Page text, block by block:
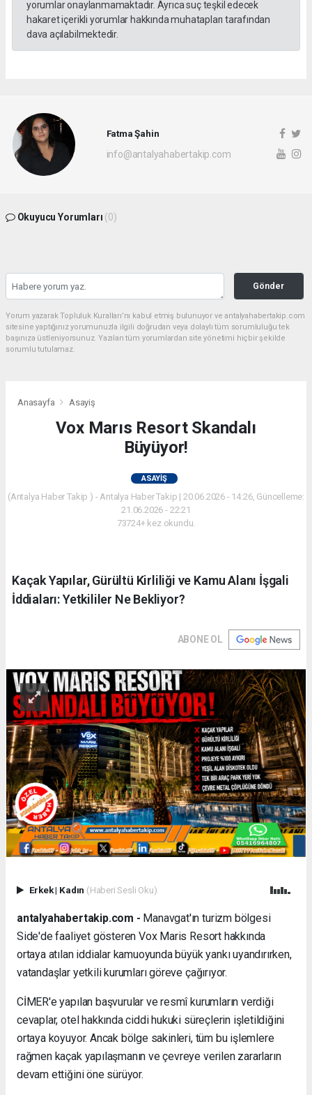
yorumlar onaylanmamaktadır. Ayrıca suç teşkil edecek
hakaret içerikli yorumlar hakkında muhatapları tarafından
dava açılabilmektedir.
Fatma Şahin
info@antalyahabertakip.com
Okuyucu Yorumları (0)
Gönder
Yorum yazarak Topluluk Kuralları’nı kabul etmiş bulunuyor ve antalyahabertakip.com
sitesine yaptığınız yorumunuzla ilgili doğrudan veya dolaylı tüm sorumluluğu tek
başınıza üstleniyorsunuz. Yazılan tüm yorumlardan site yönetimi hiçbir şekilde
sorumlu tutulamaz.
Anasayfa Asayiş
Vox Marıs Resort Skandalı
Büyüyor!
ASAYIŞ
(Antalya Haber Takip ) - Antalya Haber Takip | 20.06.2026 - 14:26, Güncelleme:
21.06.2026 - 22:21
73724+ kez okundu.
Kaçak Yapılar, Gürültü Kirliliği ve Kamu Alanı İşgali
İddiaları: Yetkililer Ne Bekliyor?
ABONE OL
Erkek| Kadın (Haberi Sesli Oku)
antalyahabertakip.com - Manavgat'ın turizm bölgesi
Side'de faaliyet gösteren Vox Maris Resort hakkında
ortaya atılan iddialar kamuoyunda büyük yankı uyandırırken,
vatandaşlar yetkili kurumları göreve çağırıyor.
CİMER'e yapılan başvurular ve resmî kurumların verdiği
cevaplar, otel hakkında ciddi hukuki süreçlerin işletildiğini
ortaya koyuyor. Ancak bölge sakinleri, tüm bu işlemlere
rağmen kaçak yapılaşmanın ve çevreye verilen zararların
devam ettiğini öne sürüyor.